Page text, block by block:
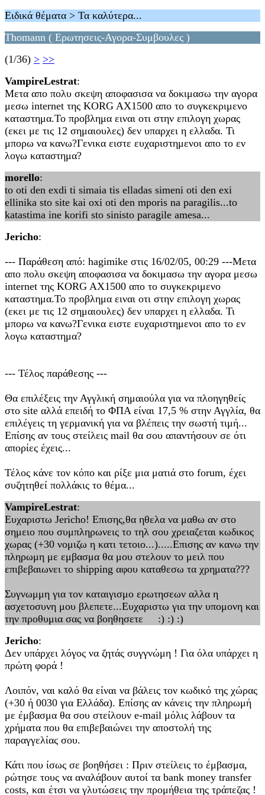
Ειδικά θέματα > Τα καλύτερα...
Thomann ( Ερωτησεις-Αγορα-Συμβουλες )
(1/36) > >>
VampireLestrat:
Μετα απο πολυ σκεψη αποφασισα να δοκιμασω την αγορα
μεσω internet της KORG AX1500 απο το συγκεκριμενο
καταστημα.Το προβλημα ειναι οτι στην επιλογη χωρας
(εκει με τις 12 σημαιουλες) δεν υπαρχει η ελλαδα. Τι
μπορω να κανω?Γενικα ειστε ευχαριστημενοι απο το εν
λογω καταστημα?
morello:
to oti den exdi ti simaia tis elladas simeni oti den exi
ellinika sto site kai oxi oti den mporis na paragilis...to
katastima ine korifi sto sinisto paragile amesa...
Jericho:
--- Παράθεση από: hagimike στις 16/02/05, 00:29 ---Μετα
απο πολυ σκεψη αποφασισα να δοκιμασω την αγορα μεσω
internet της KORG AX1500 απο το συγκεκριμενο
καταστημα.Το προβλημα ειναι οτι στην επιλογη χωρας
(εκει με τις 12 σημαιουλες) δεν υπαρχει η ελλαδα. Τι
μπορω να κανω?Γενικα ειστε ευχαριστημενοι απο το εν
λογω καταστημα?
--- Τέλος παράθεσης ---
Θα επιλέξεις την Αγγλική σημαιούλα για να πλοηγηθείς
στο site αλλά επειδή το ΦΠΑ είναι 17,5 % στην Αγγλία, θα
επιλέγεις τη γερμανική για να βλέπεις την σωστή τιμή...
Επίσης αν τους στείλεις mail θα σου απαντήσουν σε ότι
απορίες έχεις...
Τέλος κάνε τον κόπο και ρίξε μια ματιά στο forum, έχει
συζητηθεί πολλάκις το θέμα...
VampireLestrat:
Ευχαριστω Jericho! Επισης,θα ηθελα να μαθω αν στο
σημειο που συμπληρωνεις το τηλ σου χρειαζεται κωδικος
χωρας (+30 νομιζω η κατι τετοιο...).....Επισης αν κανω την
πληρωμη με εμβασμα θα μου στελουν το μειλ που
επιβεβαιωνει το shipping αφου καταθεσω τα χρηματα???
Συγνωμμη για τον καταιγισμο ερωτησεων αλλα η
ασχετοσυνη μου βλεπετε...Ευχαριστω για την υπομονη και
την προθυμια σας να βοηθησετε :) :) :)
Jericho:
Δεν υπάρχει λόγος να ζητάς συγγνώμη ! Για όλα υπάρχει η
πρώτη φορά !
Λοιπόν, ναι καλό θα είναι να βάλεις τον κωδικό της χώρας
(+30 ή 0030 για Ελλάδα). Επίσης αν κάνεις την πληρωμή
με έμβασμα θα σου στείλουν e-mail μόλις λάβουν τα
χρήματα που θα επιβεβαιώνει την αποστολή της
παραγγελίας σου.
Κάτι που ίσως σε βοηθήσει : Πριν στείλεις το έμβασμα,
ρώτησε τους να αναλάβουν αυτοί τα bank money transfer
costs, και έτσι να γλυτώσεις την προμήθεια της τράπεζας !